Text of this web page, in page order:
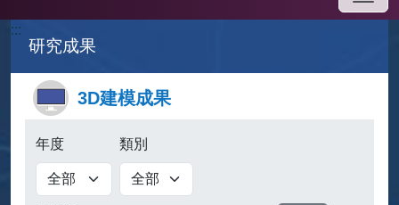
:::
研究成果
3D建模成果
年度 類別